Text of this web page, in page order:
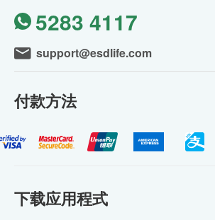
5283 4117
support@esdlife.com
付款方法
下载应用程式